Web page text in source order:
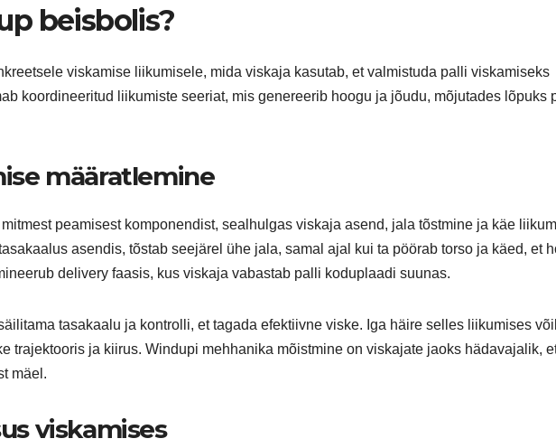
beisbolis?
viskamise liikumisele, mida viskaja kasutab, et valmistuda palli viskamiseks
koordineeritud liikumiste seeriat, mis genereerib hoogu ja jõudu, mõjutades lõpuks
määratlemine
peamisest komponendist, sealhulgas viskaja asend, jala tõstmine ja käe
asendis, tõstab seejärel ühe jala, samal ajal kui ta pöörab torso ja käed, et
delivery faasis, kus viskaja vabastab palli koduplaadi suunas.
tasakaalu ja kontrolli, et tagada efektiivne viske. Iga häire selles liikumises
trajektooris ja kiirus. Windupi mehhanika mõistmine on viskajate jaoks hädavajalik,
mäel.
viskamises